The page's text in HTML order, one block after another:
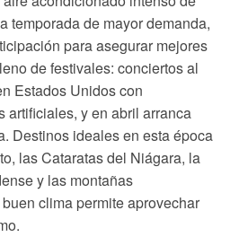
temporada de mayor demanda,
para asegurar mejores
de festivales: conciertos al
Estados Unidos con
artificiales, y en abril arranca
Destinos ideales en esta época
las Cataratas del Niágara, la
y las montañas
clima permite aprovechar